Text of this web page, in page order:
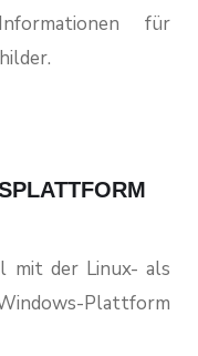
für
mit der Linux- als
Plattform